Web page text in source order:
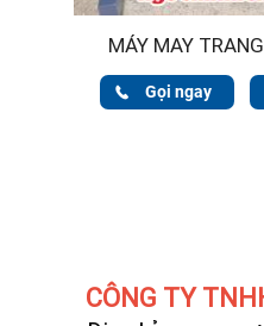
MÁY MAY
Gọi ngay
CÔNG TY